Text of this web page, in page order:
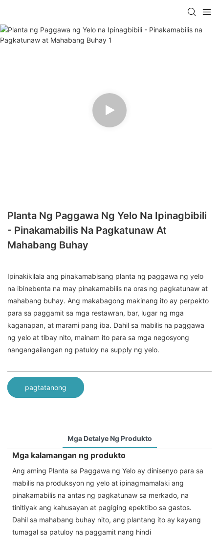
Planta Ng Paggawa Ng Yelo Na Ipinagbibili
- Pinakamabilis Na Pagkatunaw At
Mahabang Buhay
Ipinakikilala ang pinakamabisang planta ng paggawa ng yelo
na ibinebenta na may pinakamabilis na oras ng pagkatunaw at
mahabang buhay. Ang makabagong makinang ito ay perpekto
para sa paggamit sa mga restawran, bar, lugar ng mga
kaganapan, at marami pang iba. Dahil sa mabilis na paggawa
ng yelo at tibay nito, mainam ito para sa mga negosyong
nangangailangan ng patuloy na supply ng yelo.
pagtatanong
Mga Detalye Ng Produkto
Mga kalamangan ng produkto
Ang aming Planta sa Paggawa ng Yelo ay dinisenyo para sa
mabilis na produksyon ng yelo at ipinagmamalaki ang
pinakamabilis na antas ng pagkatunaw sa merkado, na
tinitiyak ang kahusayan at pagiging epektibo sa gastos.
Dahil sa mahabang buhay nito, ang plantang ito ay kayang
tumagal sa patuloy na paggamit nang hindi